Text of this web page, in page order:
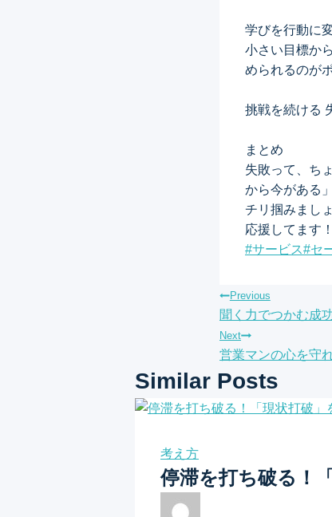
学びを行動に
小さい目標か
められるのが
挑戦を続ける
まとめ
失敗って、ち
から今がある
チリ掴みまし
応援してます
Post
#サービス#セ
投
稿
ナ
ビ
ー
Previous
聞く力でつかむ成
Next
営業マンの心を守
Similar Posts
考え方
停滞を打ち破る！